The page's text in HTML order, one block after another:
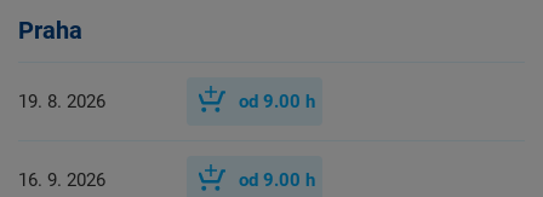
Praha
19. 8. 2026 od 9.00 h
16. 9. 2026 od 9.00 h